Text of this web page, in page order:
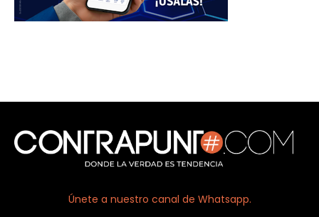
Únete a nuestro canal de Whatsapp.